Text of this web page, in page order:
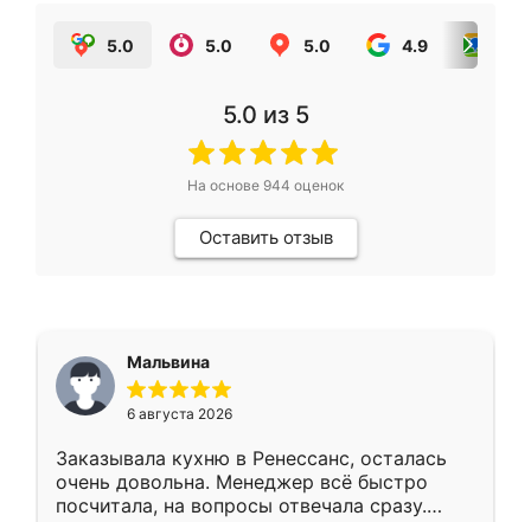
5.0 5.0 5.0 4.9
5.0 из 5
На основе 944 оценок
Оставить отзыв
Мальвина
6 августа 2026
Заказывала кухню в Ренессанс, осталась
очень довольна. Менеджер всё быстро
посчитала, на вопросы отвечала сразу.